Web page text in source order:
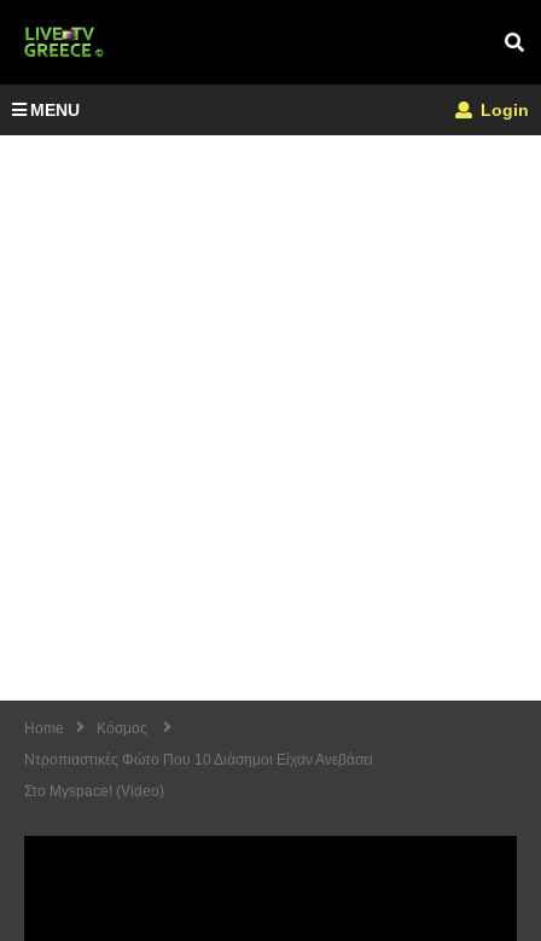
MENU Login
Home
Κόσμος
Ντροπιαστικές Φώτο Που 10 Διάσημοι Είχαν Ανεβάσει
Στο Myspace! (Video)